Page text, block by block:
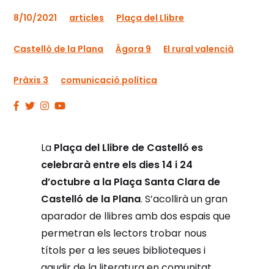
8/10/2021 articles Plaça del Llibre
Castelló de la Plana Àgora 9 El rural valencià
Pràxis 3 comunicació política
La Plaça del Llibre de Castelló es
celebrarà entre els dies 14 i 24
d’octubre a la Plaça Santa Clara de
Castelló de la Plana. S’acollirà un gran
aparador de llibres amb dos espais que
permetran els lectors trobar nous
títols per a les seues biblioteques i